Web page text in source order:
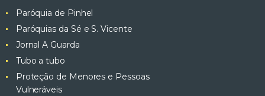
Paróquia de Pinhel
Paróquias da Sé e S. Vicente
Jornal A Guarda
Tubo a tubo
Proteção de Menores e Pessoas
Vulneráveis